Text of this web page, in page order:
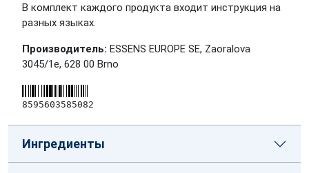
В комплект каждого продукта входит инструкция на
разных языках.
Производитель: ESSENS EUROPE SE, Zaoralova
3045/1e, 628 00 Brno
8595603585082
Ингредиенты